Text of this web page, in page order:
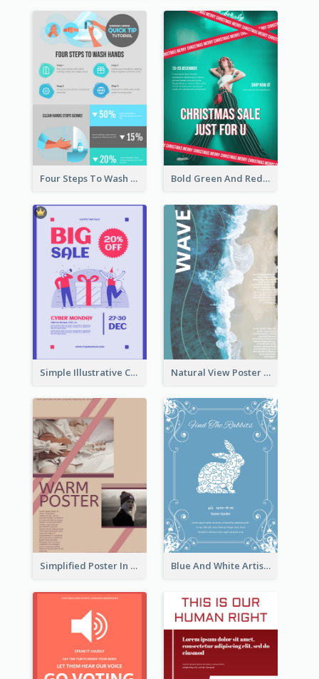
Four Steps To Wash Hands Infographic Poster Bold Green And Red Christmas Sale For You Poster
Simple Illustrative Cyber Monday Sales Poster Design Natural View Poster Of Beach
Simplified Poster In Warm Colour Tone Blue And White Artistic Easter Activity Poster